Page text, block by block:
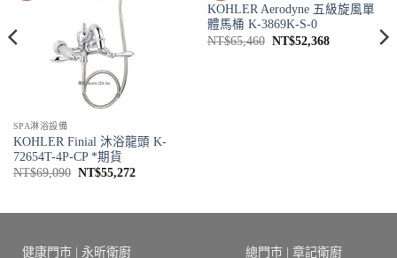
SPA淋浴設備
KOHLER Finial 沐浴龍頭 K-
72654T-4P-CP *期貨
NT$69,090 原
NT$55,272目
KOHLER Aerodyne 五級旋風單
體馬桶 K-3869K-S-0
NT$65,460 原
NT$52,368目
健康門市 | 永昕衛廚 總門市 | 章記衛廚